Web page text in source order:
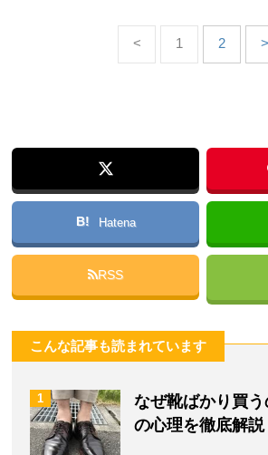
< 1 2 >
B! Hatena
RSS
こんな記事も読まれています
1
なぜ靴ばかり買う
の心理を徹底解説